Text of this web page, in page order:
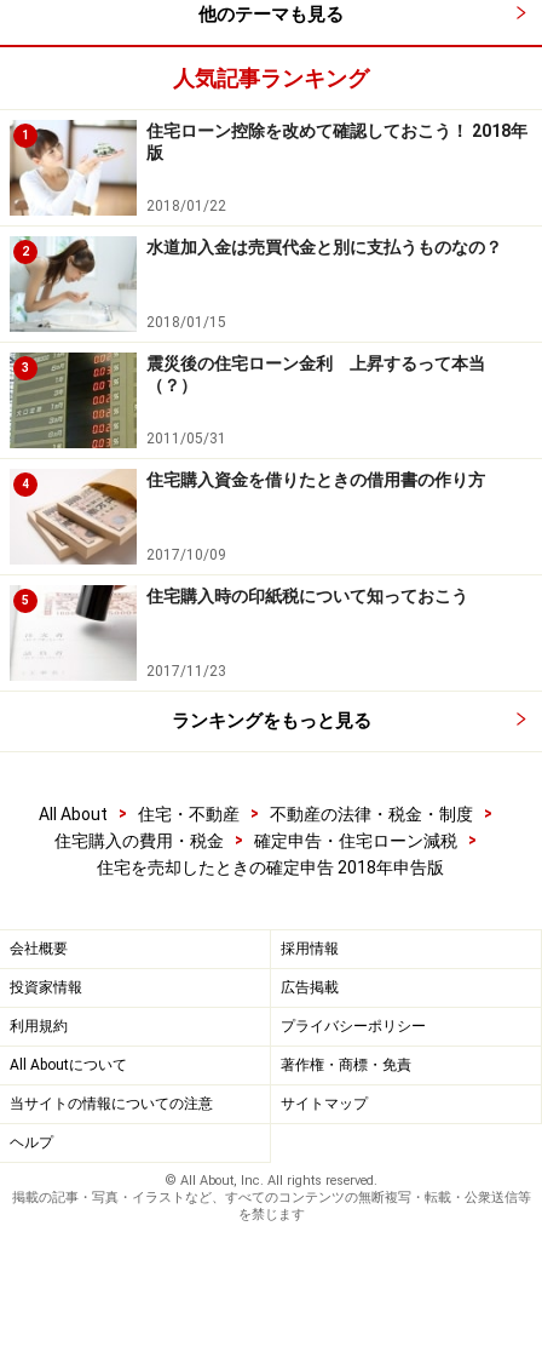
他のテーマも見る
人気記事ランキング
1
住宅ローン控除を改めて確認しておこう！ 2018年
版
2018/01/22
2 水道加入金は売買代金と別に支払うものなの？
2018/01/15
3
震災後の住宅ローン金利 上昇するって本当
（？）
2011/05/31
4 住宅購入資金を借りたときの借用書の作り方
2017/10/09
5 住宅購入時の印紙税について知っておこう
2017/11/23
ランキングをもっと見る
All About > 住宅・不動産 > 不動産の法律・税金・制度
>
住宅購入の費用・税金
> 確定申告・住宅ローン減税
>
住宅を売却したときの確定申告 2018年申告版
会社概要 採用情報
投資家情報 広告掲載
利用規約 プライバシーポリシー
All Aboutについて 著作権・商標・免責
当サイトの情報についての注意 サイトマップ
ヘルプ
© All About, Inc. All rights reserved.
掲載の記事・写真・イラストなど、すべてのコンテンツの無断複写・転載・公衆送信等
を禁じます